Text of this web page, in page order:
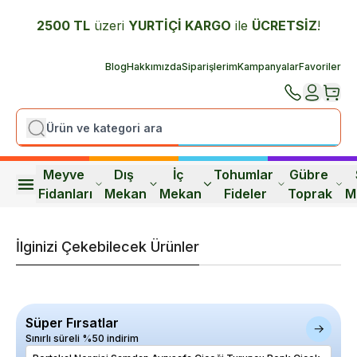
2500 TL üzeri YURTİÇİ KARGO ile ÜCRETSİZ!
BlogHakkımızdaSiparişlerimKampanyalarFavoriler
Meyve
Fidanları
Dış
Mekan
İç
Mekan
Tohumlar
Fideler
Gübre
Toprak
İlginizi Çekebilecek Ürünler
Süper Fırsatlar
Sınırlı süreli %50 indirim